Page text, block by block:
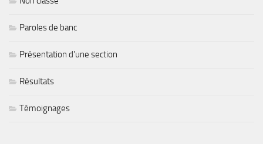
Paroles de banc
Présentation d'une section
Résultats
Témoignages